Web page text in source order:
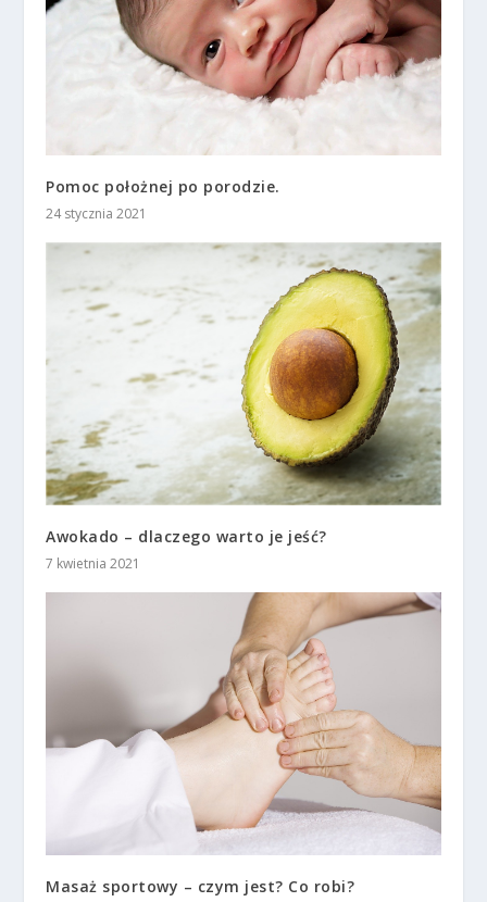
Pomoc położnej po porodzie.
24 stycznia 2021
Awokado – dlaczego warto je jeść?
7 kwietnia 2021
Masaż sportowy – czym jest? Co robi?